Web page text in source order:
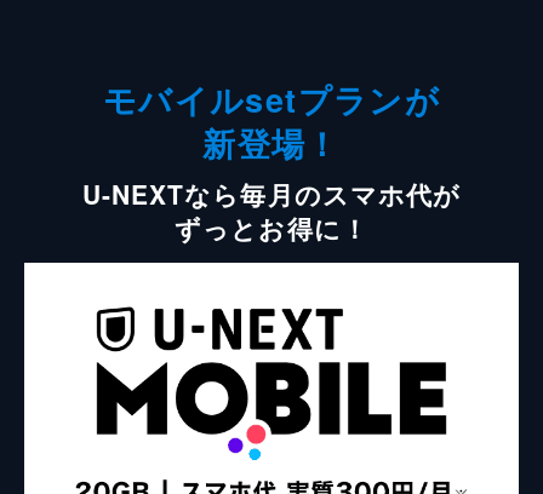
モバイルsetプランが
新登場！
U-NEXTなら毎月のスマホ代が
ずっとお得に！